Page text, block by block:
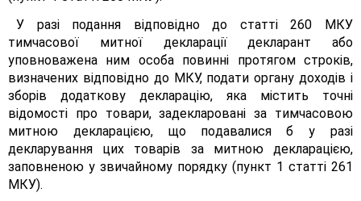
У разі подання відповідно до статті 260 МКУ
тимчасової митної декларації декларант або
уповноважена ним особа повинні протягом строків,
визначених відповідно до МКУ, подати органу доходів і
зборів додаткову декларацію, яка містить точні
відомості про товари, задекларовані за тимчасовою
митною декларацією, що подавалися б у разі
декларування цих товарів за митною декларацією,
заповненою у звичайному порядку (пункт 1 статті 261
МКУ).